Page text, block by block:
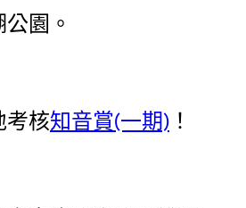
園。
考核知音賞(一期) ！